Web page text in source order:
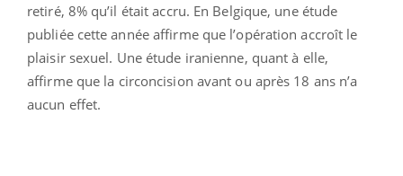
retiré, 8% qu’il était accru. En Belgique, une étude
publiée cette année affirme que l’opération accroît le
plaisir sexuel. Une étude iranienne, quant à elle,
affirme que la circoncision avant ou après 18 ans n’a
aucun effet.